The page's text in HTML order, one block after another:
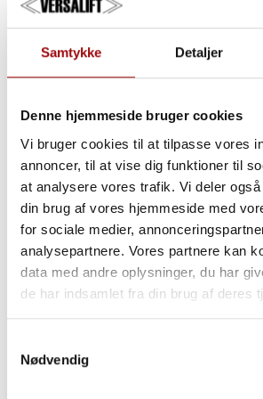
Samtykke Detaljer
Denne hjemmeside bruger cookies
Vi bruger cookies til at tilpasse vores
annoncer, til at vise dig funktioner til
at analysere vores trafik. Vi deler
din brug af vores hjemmeside med
for sociale medier,
analysepartnere. Vores partnere kan
data med andre oplysninger, du har
de har indsamlet fra din brug af deres
Nødvendig
ubeklageligt,”
KUNDER
For Lejmin er samarbejdet med Versalift
– det er en investering i kundetilfredshed
“Når vores lifte er i drift, er vores kunder
Versalift altid står klar til at hjælpe. Det
og derfor anbefaler jeg dem gerne til
Ingemann.
Kontakt Jákup Mortensen, Service